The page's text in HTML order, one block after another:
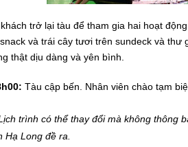
trở lại tàu để tham gia hai hoạt động
và trái cây tươi trên sundeck và thư
thật dịu dàng và yên bình.
Tàu cập bến. Nhân viên chào tạm
trình có thể thay đổi mà không thông
Hạ Long đề ra.